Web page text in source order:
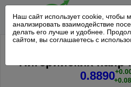
Наш сайт использует cookie, чтобы
анализировать взаимодействие
делать его лучше и удобнее.
сайтом, вы соглашаетесь с
Курс 1000000
Нигерийских найр
0.8890